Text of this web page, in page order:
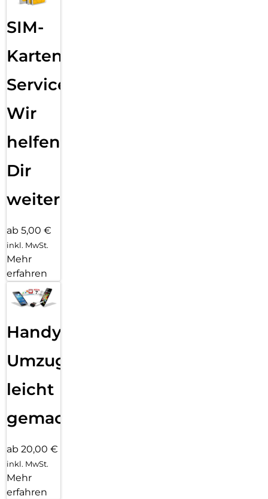
SIM-
Karten
Service:
Wir
helfen
Dir
weiter
ab 5,00 €
inkl. MwSt.
Mehr
erfahren
Handy
Umzug
leicht
gemacht!
ab 20,00 €
inkl. MwSt.
Mehr
erfahren